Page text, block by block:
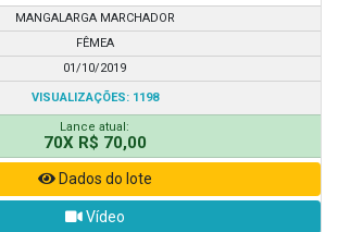
MANGALARGA MARCHADOR
FÊMEA
01/10/2019
VISUALIZAÇÕES: 1198
Lance atual:
70X R$ 70,00
Dados do lote
Vídeo